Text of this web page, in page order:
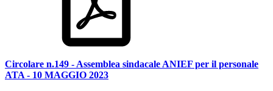
Circolare n.149 - Assemblea sindacale ANIEF per il personale
ATA - 10 MAGGIO 2023